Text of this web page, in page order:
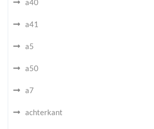
a40
a41
a5
a50
a7
achterkant